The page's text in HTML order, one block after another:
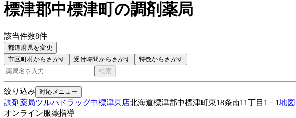
標津郡中標津町の調剤薬局
該当件数8件
都道府県を変更
市区町村からさがす
受付時間からさがす
特徴からさがす
検索
絞り込み 対応メニュー
調剤薬局ツルハドラッグ中標津東店北海道標津郡中標津町東18条南11丁目1－1地図
オンライン服薬指導